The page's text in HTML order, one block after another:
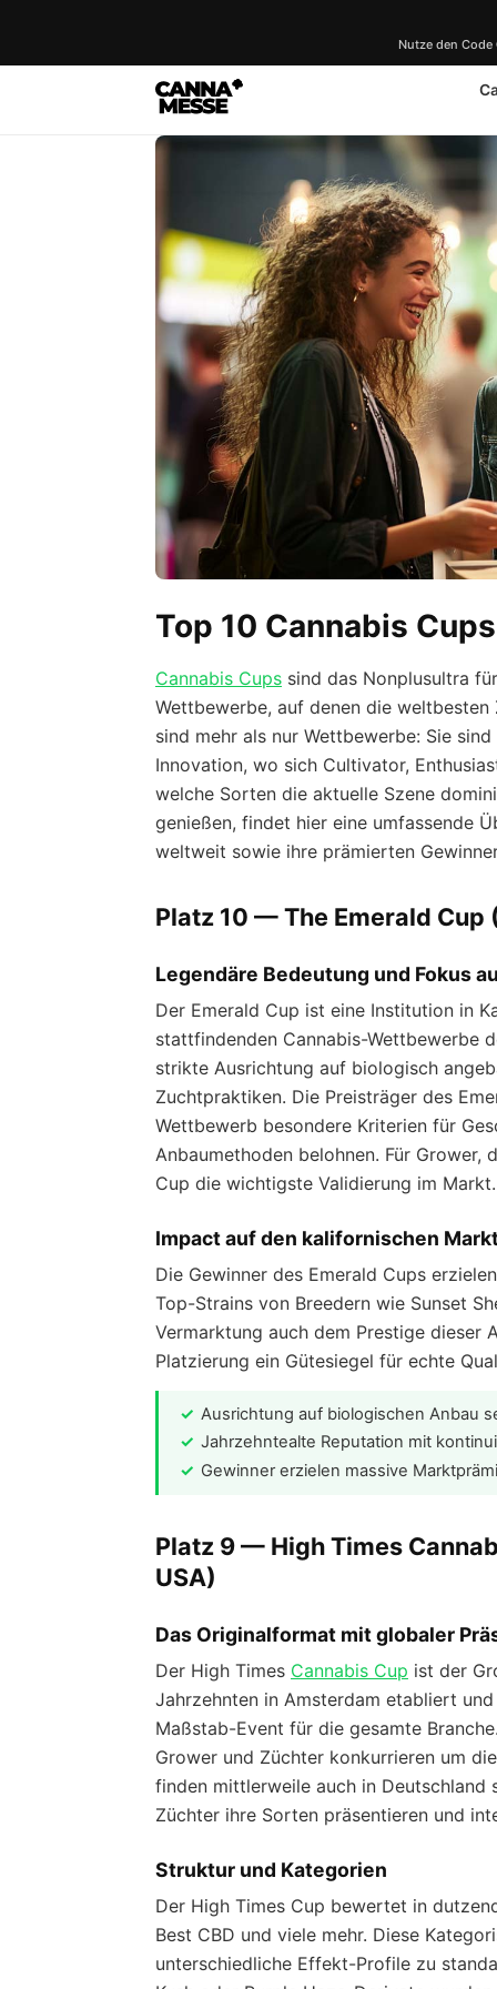
Nutze den Code
Top 10 Cannabis
Cannabis Cups sind das Nonplusultra
Wettbewerbe, auf denen die
sind mehr als nur Wettbewerbe: Sie
Innovation, wo sich Cultivator,
welche Sorten die aktuelle Szene
genießen, findet hier eine umfassende
weltweit sowie ihre prämierten
Platz 10 — The Emerald Cup
Legendäre Bedeutung und Fokus
Der Emerald Cup ist eine Institution in
stattfindenden Cannabis-Wettbewerbe
strikte Ausrichtung auf biologisch
Zuchtpraktiken. Die Preisträger des
Wettbewerb besondere Kriterien für
Anbaumethoden belohnen. Für
Cup die wichtigste Validierung im Markt.
Impact auf den kalifornischen
Die Gewinner des Emerald Cups
Top-Strains von Breedern wie Sunset
Vermarktung auch dem Prestige dieser
Platzierung ein Gütesiegel für echte
Ausrichtung auf biologischen Anbau
Jahrzehntealte Reputation mit
Gewinner erzielen massive
Platz 9 — High Times
USA)
Das Originalformat mit globaler
Der High Times Cannabis Cup ist der
Jahrzehnten in Amsterdam etabliert
Maßstab-Event für die gesamte
Grower und Züchter konkurrieren um
finden mittlerweile auch in Deutschland
Züchter ihre Sorten präsentieren und
Struktur und Kategorien
Der High Times Cup bewertet in
Best CBD und viele mehr. Diese
unterschiedliche Effekt-Profile zu